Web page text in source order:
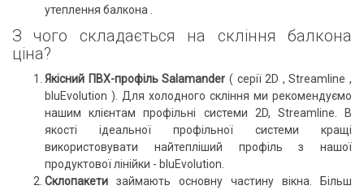
утеплення балкона
З чого складається на скління балкона
ціна?
Якісний ПВХ-профіль Salamander ( серії 2D ,Streamline ,
bluEvolution ). Для холодного скління ми рекомендуємо
нашим клієнтам профільні системи 2D, Streamline.
В
якості ідеальної профільної системи кращі
використовувати найтепліший профіль з нашої
продуктової лінійки - bluEvolution.
Склопакети займають основну частину вікна.
Більш